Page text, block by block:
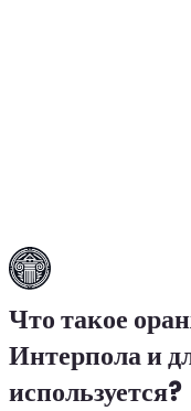
Что такое
Интерпола и
используется?